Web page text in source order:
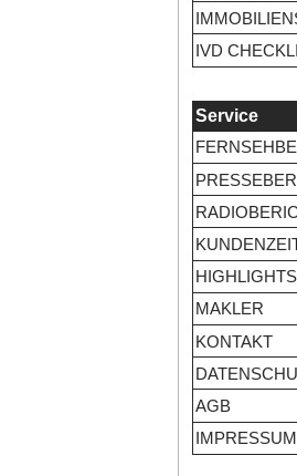
IVD
Service
HIGHLIGHTS
MAKLER
KONTAKT
AGB
IMPRESSUM